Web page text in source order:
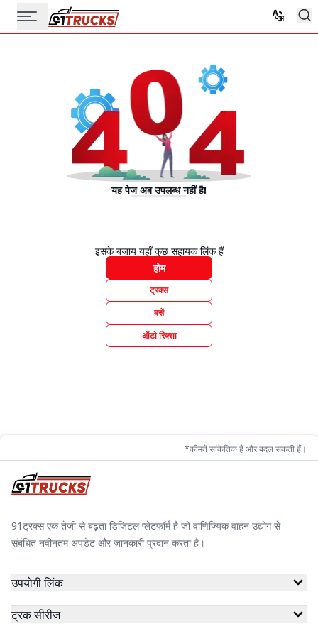
यह पेज अब उपलब्ध नहीं है!
इसके बजाय यहाँ कुछ सहायक लिंक हैं
होम
ट्रक्स
बसें
ऑटो रिक्शा
*कीमतें सांकेतिक हैं और बदल सकती हैं।
91ट्रक्स एक तेजी से बढ़ता डिजिटल प्लेटफॉर्म है जो वाणिज्यिक वाहन उद्योग से
संबंधित नवीनतम अपडेट और जानकारी प्रदान करता है।
उपयोगी लिंक
ट्रक सीरीज